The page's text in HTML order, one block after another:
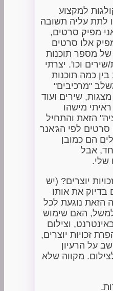
למקצוע
לתת עליה תשובה
מפיק סרטים,
אלו סרטים
של מספר תוכנות
וכו'. יצרתי
כמה תוכנות
"מרכיבים"
שירים ועוד
מישהו
הזאת והתחיל
לפי הג'אנר
הם כמובן
אבל
שלי.
יוצרים? (יש
את אותו
נוגעת לכל
למשל, האם שימוש
וצילום
זכויות יוצרים,
על הרעיון
מקווה שלא